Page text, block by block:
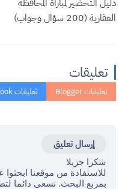
دليل التحضير لمباراة المحافظة
العقارية (200 سؤال وجواب)
تعليقات
إرسال تعليق
شكرا جزيلا
للاستفادة من موقعنا
بمربع البحث. نسعى دائما